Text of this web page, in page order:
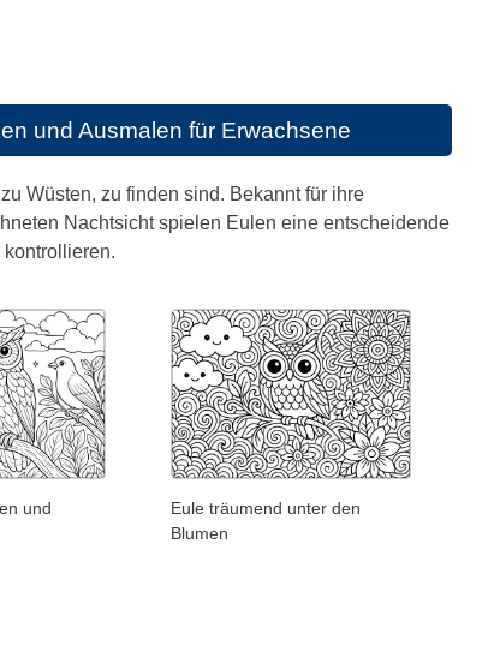
und Ausmalen für Erwachsene
Wüsten, zu finden sind. Bekannt für ihre
Nachtsicht spielen Eulen eine entscheidende
und
Eule träumend unter den
Blumen